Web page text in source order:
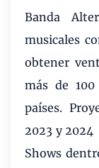
Banda
musicales
obtener
más de
países.
2023 y 2024
Shows